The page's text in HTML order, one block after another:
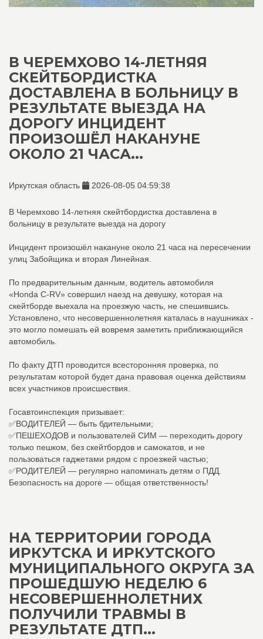
В ЧЕРЕМХОВО 14‑ЛЕТНЯЯ
СКЕЙТБОРДИСТКА
ДОСТАВЛЕНА В БОЛЬНИЦУ В
РЕЗУЛЬТАТЕ ВЫЕЗДА НА
ДОРОГУ ИНЦИДЕНТ
ПРОИЗОШЁЛ НАКАНУНЕ
ОКОЛО 21 ЧАСА...
Иркутская область 2026-08-05 04:59:38
В Черемхово 14‑летняя скейтбордистка доставлена в
больницу в результате выезда на дорогу
Инцидент произошёл накануне около 21 часа на пересечении
улиц Забойщика и вторая Линейная.
По предварительным данным, водитель автомобиля
«Honda C‑RV» совершил наезд на девушку, которая на
скейтборде выехала на проезжую часть, не спешившись.
Установлено, что несовершеннолетняя каталась в наушниках -
это могло помешать ей вовремя заметить приближающийся
автомобиль.
По факту ДТП проводится всесторонняя проверка, по
результатам которой будет дана правовая оценка действиям
всех участников происшествия.
Госавтоинспекция призывает:
✅ВОДИТЕЛЕЙ — быть бдительными;
✅ПЕШЕХОДОВ и пользователей СИМ — переходить дорогу
только пешком, без скейтбордов и самокатов, и не
пользоваться гаджетами рядом с проезжей частью;
✅РОДИТЕЛЕЙ — регулярно напоминать детям о ПДД.
Безопасность на дороге — общая ответственность!
НА ТЕРРИТОРИИ ГОРОДА
ИРКУТСКА И ИРКУТСКОГО
МУНИЦИПАЛЬНОГО ОКРУГА ЗА
ПРОШЕДШУЮ НЕДЕЛЮ 6
НЕСОВЕРШЕННОЛЕТНИХ
ПОЛУЧИЛИ ТРАВМЫ В
РЕЗУЛЬТАТЕ ДТП...